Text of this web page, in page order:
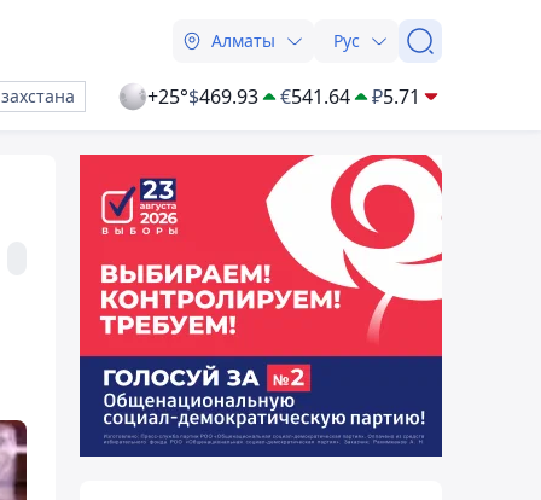
Алматы Рус
+25°$469.93 €541.64 ₽5.71